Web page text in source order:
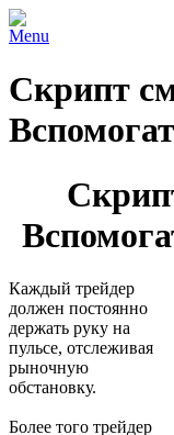
Menu
Скрипт
Каждый трейдер
должен постоянно
держать руку на
пульсе, отслеживая
рыночную
обстановку.
Более того трейдер